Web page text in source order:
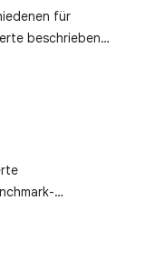
für
beschrieben,
wird
verwendet